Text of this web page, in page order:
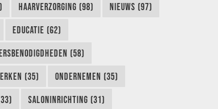
HAARVERZORGING (98) NIEUWS (97)
EDUCATIE (62)
(58)
(35) ONDERNEMEN (35)
SALONINRICHTING (31)